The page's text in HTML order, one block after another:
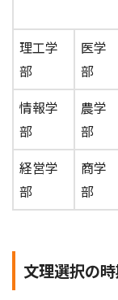
理工学
部
医学
部
情報学
部
農学
部
経営学
部
商学
部
文理選択の